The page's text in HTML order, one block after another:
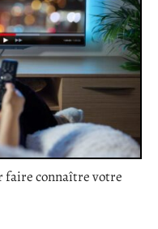
faire connaître votre